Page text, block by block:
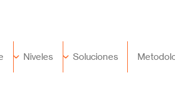
Niveles Soluciones